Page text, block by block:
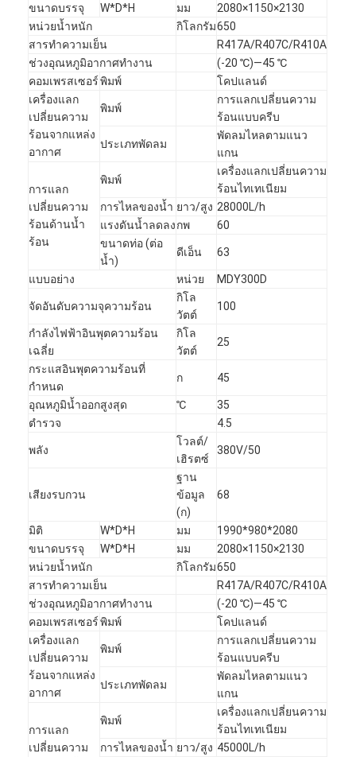
ขนาดบรรจุ
W*D*H มม
2080×1150×2130
หน่วยน้ำหนัก
กิโลกรัม650
สารทำความเย็น
R417A/R407C/R410A
ช่วงอุณหภูมิอากาศทำงาน
(-20 ℃)—45 ℃
คอมเพรสเซอร์ พิมพ์
โคปแลนด์
เครื่องแลก
เปลี่ยนความ
ร้อนจากแหล่ง
อากาศ
พิมพ์
การแลกเปลี่ยนความ
ร้อนแบบครีบ
ประเภทพัดลม
พัดลมไหลตามแนว
แกน
การแลก
เปลี่ยนความ
ร้อนด้านน้ำ
ร้อน
พิมพ์
เครื่องแลกเปลี่ยนความ
ร้อนไทเทเนียม
การไหลของน้ำ ยาว/สูง 28000L/h
แรงดันน้ำลดลงกพ
60
ขนาดท่อ (ต่อ
น้ำ)
ดีเอ็น 63
แบบอย่าง หน่วย MDY300D
จัดอันดับความจุความร้อน
กิโล
วัตต์
100
กำลังไฟฟ้าอินพุตความร้อน
เฉลี่ย
กิโล
วัตต์
25
กระแสอินพุตความร้อนที่
กำหนด
ก 45
อุณหภูมิน้ำออกสูงสุด ℃
35
ตำรวจ
4.5
พลัง
โวลต์/
เฮิรตซ์
380V/50
เสียงรบกวน
ฐาน
ข้อมูล
(ก)
68
มิติ W*D*H มม
1990*980*2080
ขนาดบรรจุ
W*D*H มม
2080×1150×2130
หน่วยน้ำหนัก
กิโลกรัม650
สารทำความเย็น
R417A/R407C/R410A
ช่วงอุณหภูมิอากาศทำงาน
(-20 ℃)—45 ℃
คอมเพรสเซอร์ พิมพ์
โคปแลนด์
เครื่องแลก
เปลี่ยนความ
ร้อนจากแหล่ง
อากาศ
พิมพ์
การแลกเปลี่ยนความ
ร้อนแบบครีบ
ประเภทพัดลม
พัดลมไหลตามแนว
แกน
การแลก
เปลี่ยนความ
พิมพ์
เครื่องแลกเปลี่ยนความ
ร้อนไทเทเนียม
การไหลของน้ำ ยาว/สูง 45000L/h